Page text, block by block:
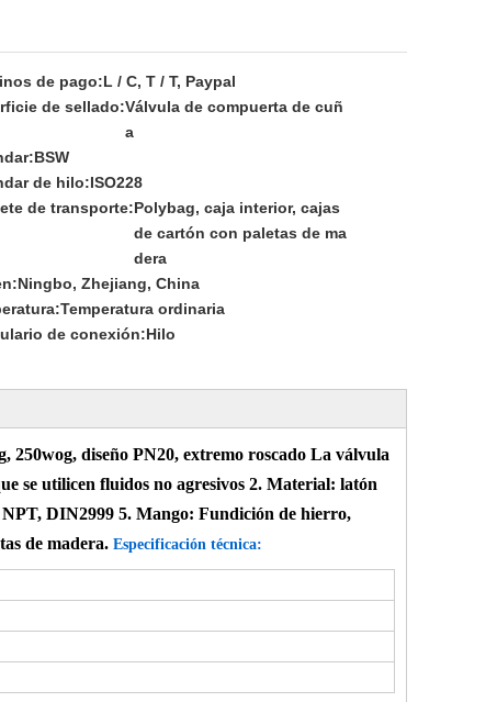
de pago:L / C, T / T, Paypal
de sellado:Válvula de compuerta de cuñ
a
BSW
de hilo:ISO228
de transporte:Polybag, caja interior, cajas
de cartón con paletas de ma
dera
Ningbo, Zhejiang, China
Temperatura ordinaria
de conexión:Hilo
250wog, diseño PN20, extremo roscado La válvula
se utilicen fluidos no agresivos 2. Material: latón
DIN2999 5. Mango: Fundición de hierro,
de madera. Especificación técnica: